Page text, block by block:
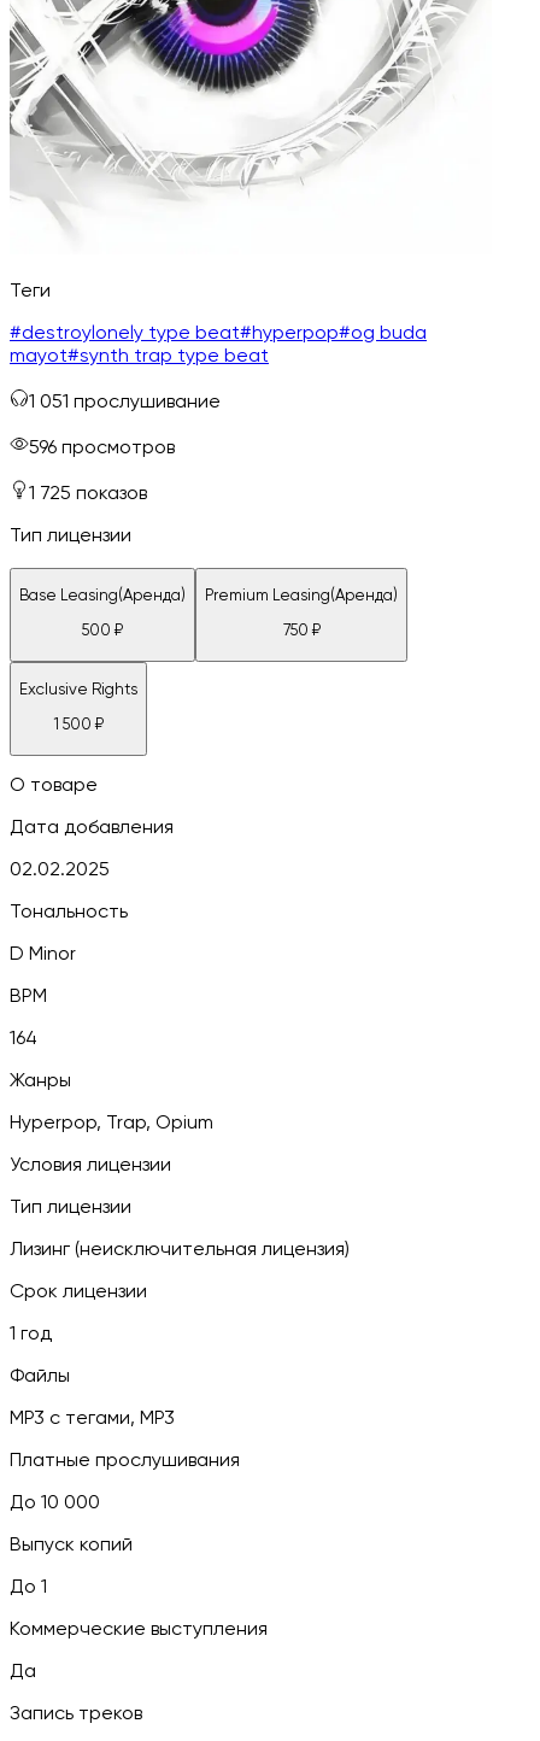
Теги
#destroylonely type beat#hyperpop#og buda
mayot#synth trap type beat
1 051 прослушивание
596 просмотров
1 725 показов
Тип лицензии
Base Leasing(Аренда)
500 ₽
Premium Leasing(Аренда)
750 ₽
Exclusive Rights
1 500 ₽
О товаре
Дата добавления
02.02.2025
Тональность
D Minor
BPM
164
Жанры
Hyperpop, Trap, Opium
Условия лицензии
Тип лицензии
Лизинг (неисключительная лицензия)
Срок лицензии
1 год
Файлы
MP3 c тегами, MP3
Платные прослушивания
До 10 000
Выпуск копий
До 1
Коммерческие выступления
Да
Запись треков